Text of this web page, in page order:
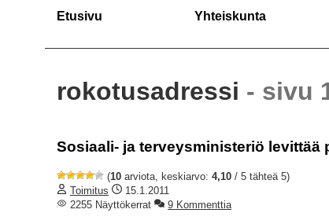
Etusivu Yhteiskunta
rokotusadressi - sivu
Sosiaali- ja terveysministeriö
(10 arviota, keskiarvo: 4,10 / 5 tähteä 5)
Toimitus
15.1.2011
2255 Näyttökerrat
9 Kommenttia